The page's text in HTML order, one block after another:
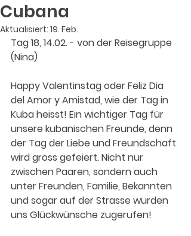
Cubana
Aktualisiert: 19. Feb.
Tag 18, 14.02. - von der Reisegruppe
(Nina)
Happy Valentinstag oder Feliz Dia
del Amor y Amistad, wie der Tag in
Kuba heisst! Ein wichtiger Tag für
unsere kubanischen Freunde, denn
der Tag der Liebe und Freundschaft
wird gross gefeiert. Nicht nur
zwischen Paaren, sondern auch
unter Freunden, Familie, Bekannten
und sogar auf der Strasse wurden
uns Glückwünsche zugerufen!